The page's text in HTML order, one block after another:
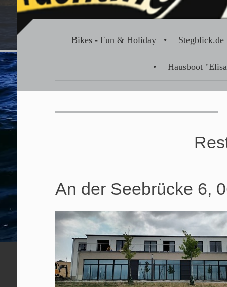
Bikes - Fun & Holiday Stegblick.de
Hausboot
An der Seebrücke 6,